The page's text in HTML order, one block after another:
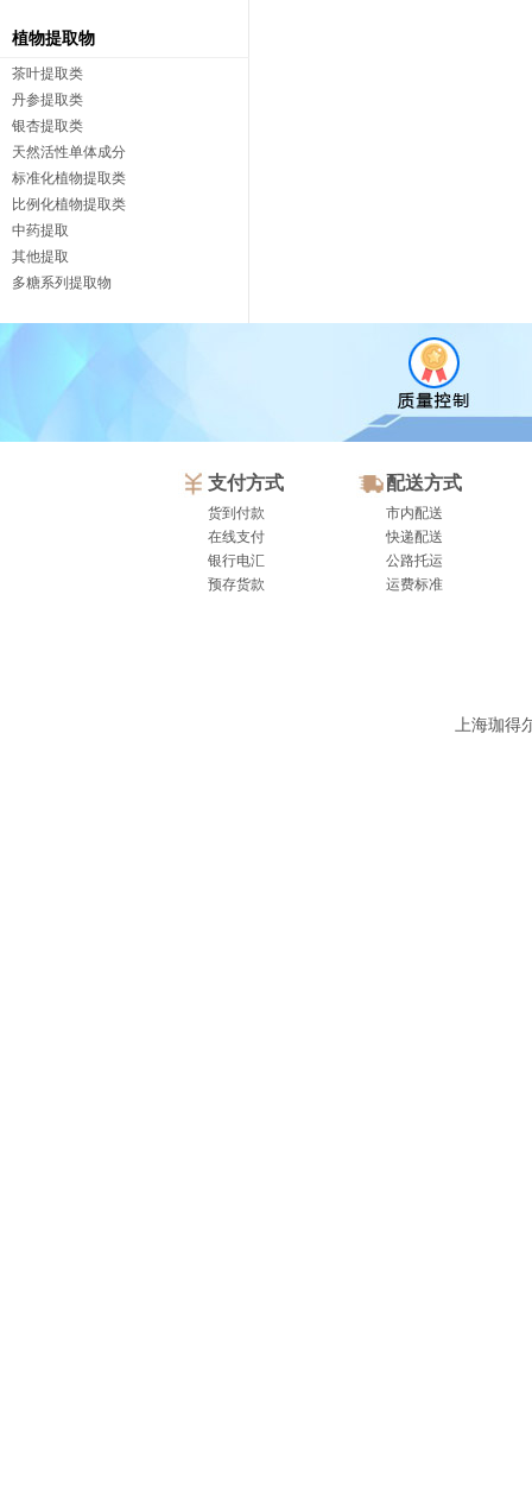
植物提取物
茶叶提取类
丹参提取类
银杏提取类
天然活性单体成分
标准化植物提取类
比例化植物提取类
中药提取
其他提取
多糖系列提取物
支付方式
货到付款
在线支付
银行电汇
预存货款
配送方式
市内配送
快递配送
公路托运
运费标准
上海珈得